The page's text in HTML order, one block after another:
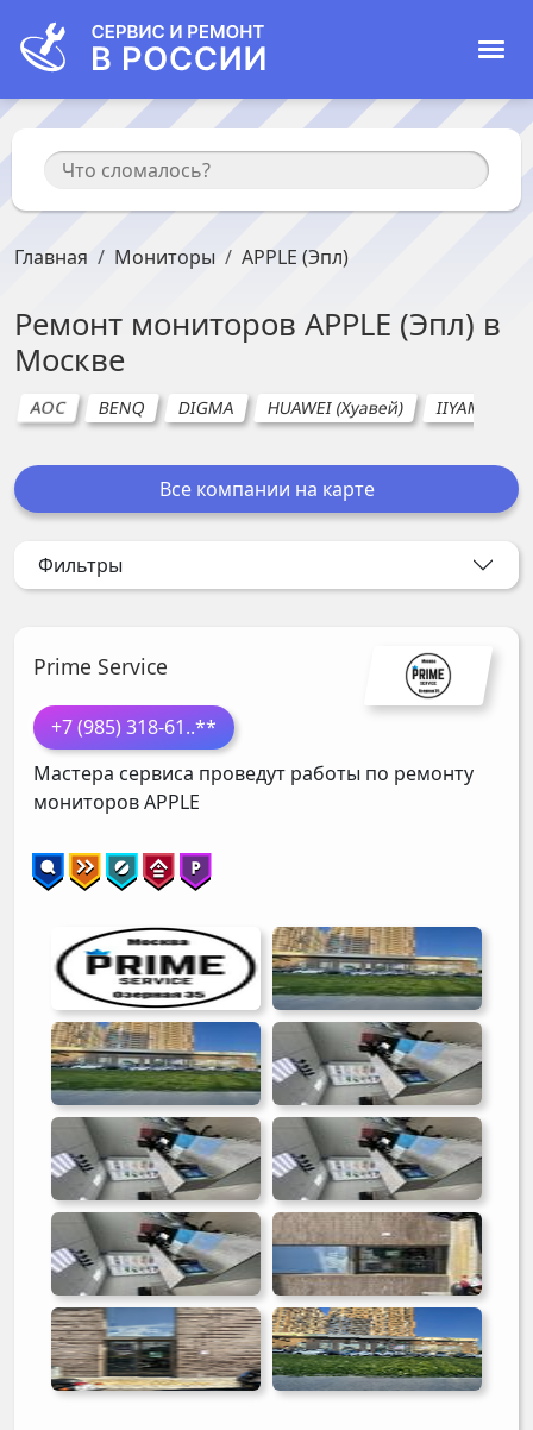
Главная Мониторы APPLE (Эпл)
Ремонт мониторов APPLE (Эпл) в
Москве
AOC BENQ DIGMA HUAWEI (Хуавей) IIYAMA
Все компании на карте
Фильтры
Prime Service
+7 (985) 318-61..**
Мастера сервиса проведут работы по ремонту
мониторовAPPLE